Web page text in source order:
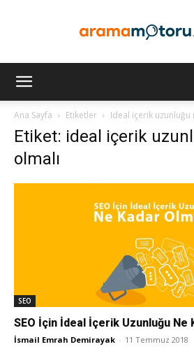
ve
Ana Sayfa Etiketler Ideal içerik uzunluğu
Etiket: ideal içerik
olmalı
SEO
SEO İçin İdeal İçerik Uzunluğu Ne
İsmail Emrah Demirayak - 11 Temmuz 2018